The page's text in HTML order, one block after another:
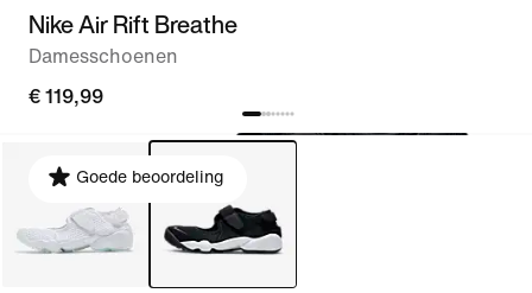
Nike Air Rift Breathe
Damesschoenen
€ 119,99
Goede beoordeling